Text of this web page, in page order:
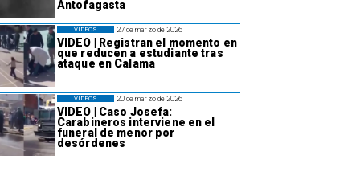
Antofagasta
27 de marzo de 2026
VIDEO | Registran el momento en
que reducen a estudiante tras
ataque en Calama
VIDEOS
20 de marzo de 2026
VIDEO | Caso Josefa:
Carabineros interviene en el
funeral de menor por
desórdenes
VIDEOS